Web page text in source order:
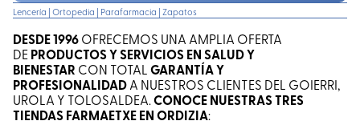
Lencería | Ortopedia | Parafarmacia | Zapatos
DESDE 1996OFRECEMOS UNA AMPLIA OFERTA
DEPRODUCTOS Y SERVICIOS EN SALUD Y
BIENESTAR CON TOTAL GARANTÍA Y
PROFESIONALIDADA NUESTROS CLIENTES DEL GOIERRI,
UROLA Y TOLOSALDEA.CONOCE NUESTRAS TRES
TIENDAS FARMAETXE EN ORDIZIA: